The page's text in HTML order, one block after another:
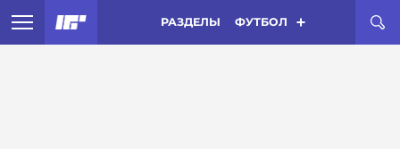
РАЗДЕЛЫ ФУТБОЛ